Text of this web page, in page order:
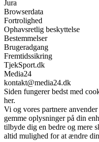
Jura
Browserdata
Fortrolighed
Ophavsretlig beskyttelse
Bestemmelser
Brugeradgang
Fremtidssikring
TjekSport.dk
Media24
kontakt@media24.dk
Siden fungerer bedst med
her.
Vi og vores partnere
gemme oplysninger på din
tilbyde dig en bedre og mere
altid mulighed for at ændre